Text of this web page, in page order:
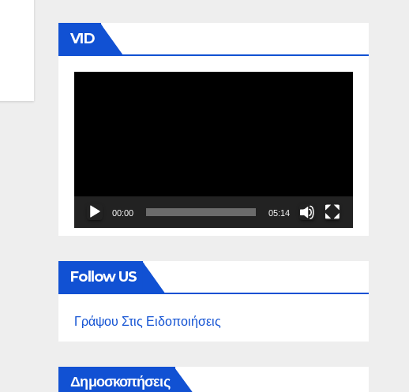
VID
00:00 05:14
Follow US
Γράψου Στις Ειδοποιήσεις
Δημοσκοπήσεις